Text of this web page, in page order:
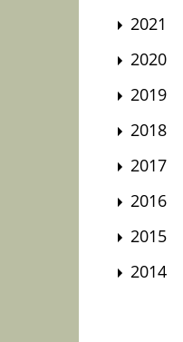
2021
2020
2019
2018
2017
2016
2015
2014